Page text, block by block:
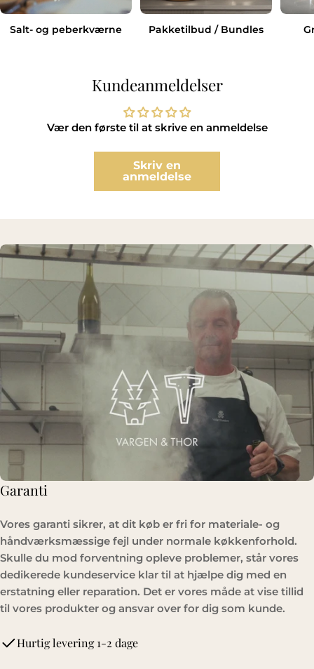
Salt- og peberkværne Pakketilbud / Bundles
Kundeanmeldelser
Vær den første til at skrive en anmeldelse
Skriv en
anmeldelse
Garanti
Vores garanti sikrer, at dit køb er fri for materiale- og
håndværksmæssige fejl under normale køkkenforhold.
Skulle du mod forventning opleve problemer, står vores
dedikerede kundeservice klar til at hjælpe dig med en
erstatning eller reparation. Det er vores måde at vise tillid
til vores produkter og ansvar over for dig som kunde.
Hurtig levering 1-2 dage